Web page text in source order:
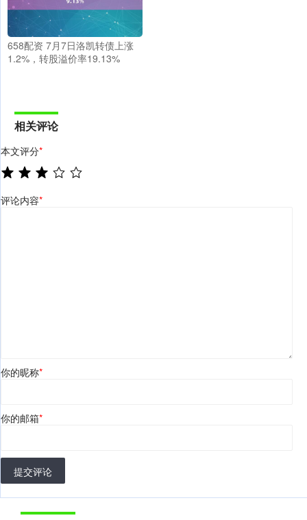
658配资 7月7日洛凯转债上涨
1.2%，转股溢价率19.13%
相关评论
本文评分*
评论内容*
你的昵称*
你的邮箱*
提交评论